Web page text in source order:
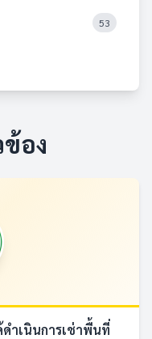
53
อง
ำเนินการเช่าพื้นที่